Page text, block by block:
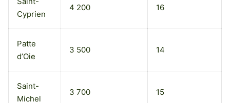
Cyprien
4 200 16
Patte
d’Oie
3 500 14
Saint-
Michel
3 700 15